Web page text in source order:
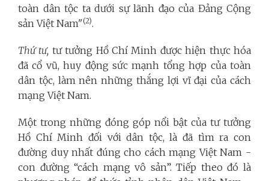
toàn dân tộc ta dưới sự lãnh đạo của Đảng Cộng
sản Việt Nam"(2).
Thứ tư, tư tưởng Hồ Chí Minh được hiện thực hóa
đã cổ vũ, huy động sức mạnh tổng hợp của toàn
dân tộc, làm nên những thắng lợi vĩ đại của cách
mạng Việt Nam.
Một trong những đóng góp nổi bật của tư tưởng
Hồ Chí Minh đối với dân tộc, là đã tìm ra con
đường duy nhất đúng cho cách mạng Việt Nam -
con đường “cách mạng vô sản”. Tiếp theo đó là